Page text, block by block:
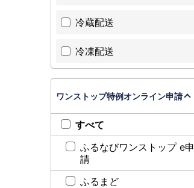
冷蔵配送
冷凍配送
ワンストップ特例オンライン申請
すべて
ふるなびワンストップ e申
請
ふるまど